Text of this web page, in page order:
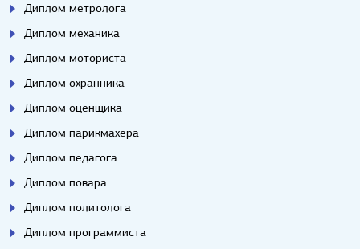
Диплом метролога
Диплом механика
Диплом моториста
Диплом охранника
Диплом оценщика
Диплом парикмахера
Диплом педагога
Диплом повара
Диплом политолога
Диплом программиста